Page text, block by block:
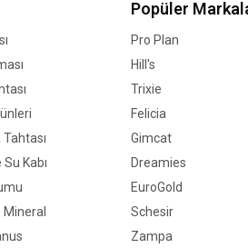
Kabı
Mineral
Popüler
Pro Plan
Hill's
Trixie
Felicia
Gimcat
Dreamies
EuroGold
Schesir
Zampa